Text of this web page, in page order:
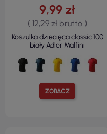
ZOBACZ
9,99 zł
( 12,29 zł brutto )
Koszulka dziecięca classic 100
biały Adler Malfini